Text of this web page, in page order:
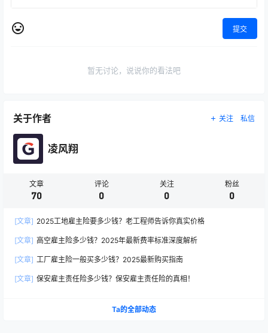
提交
暂无讨论，说说你的看法吧
关于作者 关注 私信
凌风翔
文章
70
评论
0
关注
0
粉丝
0
[文章] 2025工地雇主险要多少钱？老工程师告诉你真实价格
[文章] 高空雇主险多少钱？2025年最新费率标准深度解析
[文章] 工厂雇主险一般买多少钱？2025最新购买指南
[文章] 保安雇主责任险多少钱？保安雇主责任险的真相！
Ta的全部动态